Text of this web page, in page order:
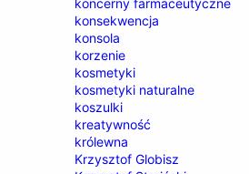
konsekwencja
konsola
korzenie
kosmetyki
kosmetyki naturalne
koszulki
kreatywność
królewna
Krzysztof Globisz